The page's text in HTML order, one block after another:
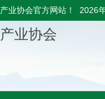
业协会官方网站！ 2026